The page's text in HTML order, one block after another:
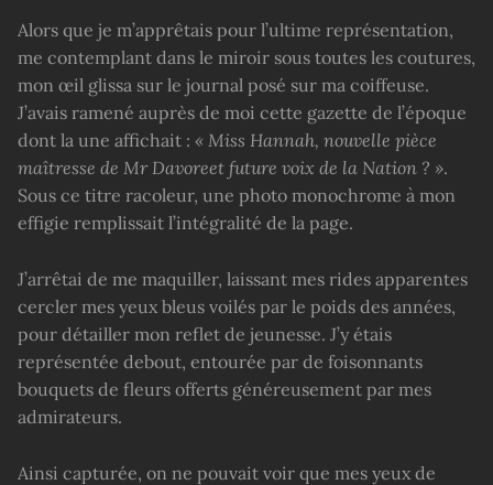
Alors que je m’apprêtais pour l’ultime représentation,
me contemplant dans le miroir sous toutes les coutures,
mon œil glissa sur le journal posé sur ma coiffeuse.
J’avais ramené auprès de moi cette gazette de l’époque
dont la une affichait : « Miss Hannah, nouvelle pièce
maîtresse de Mr Davoreet future voix de la Nation ? ».
Sous ce titre racoleur, une photo monochrome à mon
effigie remplissait l’intégralité de la page.
J’arrêtai de me maquiller, laissant mes rides apparentes
cercler mes yeux bleus voilés par le poids des années,
pour détailler mon reflet de jeunesse. J’y étais
représentée debout, entourée par de foisonnants
bouquets de fleurs offerts généreusement par mes
admirateurs.
Ainsi capturée, on ne pouvait voir que mes yeux de